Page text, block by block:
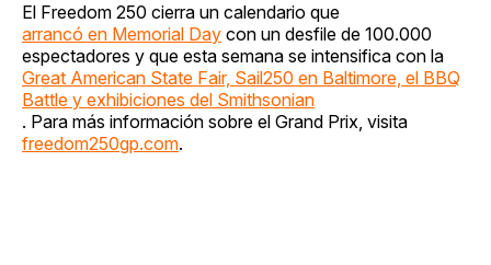
El Freedom 250 cierra un calendario que
arrancó en Memorial Day con un desfile de 100.000
espectadores y que esta semana se intensifica con la
Great American State Fair, Sail250 en Baltimore, el BBQ
Battle y exhibiciones del Smithsonian
. Para más información sobre el Grand Prix, visita
freedom250gp.com.